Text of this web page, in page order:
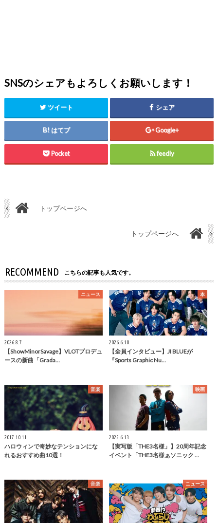
SNSのシェアもよろしくお願いします！
ツイート シェア
はてブ Google+
Pocket feedly
トップページへ
トップページへ
RECOMMEND こちらの記事も人気です。
ニュース
2026.8.7
【ShowMinorSavage】VLOTプロデュ
ースの新曲「Grada…
本
2026.6.10
【全員インタビュー】JI BLUEが
『Sports Graphic Nu…
音楽
2017.10.11
ハロウィンで奇妙なテンションにな
れるおすすめ曲10選！
映画
2025.6.13
【実写版「THE3名様」】20周年記念
イベント「THE3名様ぁソニック …
音楽 ニュース